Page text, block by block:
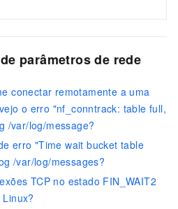
parâmetros de rede
conectar remotamente a uma
o erro "nf_conntrack: table full,
/var/log/message?
erro "Time wait bucket table
/var/log/messages?
TCP no estado FIN_WAIT2